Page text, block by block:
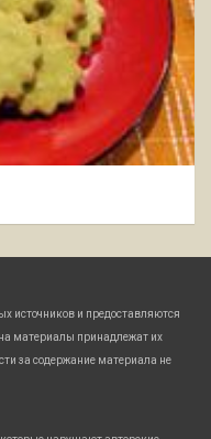
источников и предоставляются
материалы принадлежат их
за содержание материала не